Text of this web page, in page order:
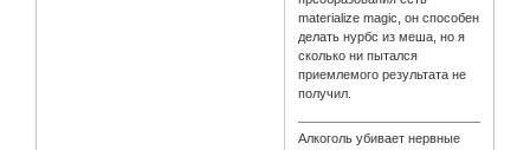
materialize magic, он способен
делать нурбс из меша, но я
сколько ни пытался
приемлемого результата не
получил.
Алкоголь убивает нервные